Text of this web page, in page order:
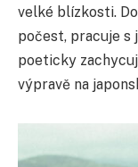
velké blízkosti.
počest, pracuje s
poeticky
výpravě na